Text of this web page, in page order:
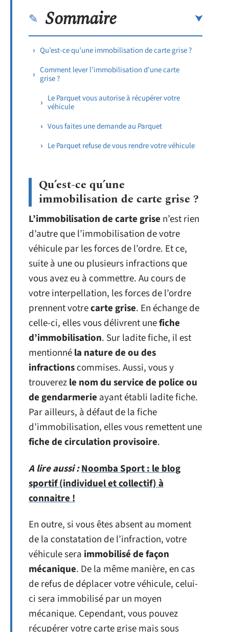
Sommaire
Qu’est-ce qu’une immobilisation de carte grise ?
Comment lever l’immobilisation d’une carte
grise ?
Le Parquet vous autorise à récupérer votre
véhicule
Vous faites une demande au Parquet
Le Parquet refuse de vous rendre votre véhicule
Qu’est-ce qu’une
immobilisation de carte grise ?
L’immobilisation de carte grise n’est rien
d’autre que l’immobilisation de votre
véhicule par les forces de l’ordre. Et ce,
suite à une ou plusieurs infractions que
vous avez eu à commettre. Au cours de
votre interpellation, les forces de l’ordre
prennent votrecarte grise. En échange de
celle-ci, elles vous délivrent unefiche
d’immobilisation. Sur ladite fiche, il est
mentionnéla nature de ou des
infractionscommises. Aussi, vous y
trouverezle nom du service de police ou
de gendarmerie ayant établi ladite fiche.
Par ailleurs, à défaut de la fiche
d’immobilisation, elles vous remettent une
fiche de circulation provisoire.
A lire aussi :Noomba Sport : le blog
sportif (individuel et collectif) à
connaitre !
En outre, si vous êtes absent au moment
de la constatation de l’infraction, votre
véhicule sera immobilisé de façon
mécanique. De la même manière, en cas
de refus de déplacer votre véhicule, celui-
ci sera immobilisé par un moyen
mécanique. Cependant, vous pouvez
récupérer votre carte grise mais sous